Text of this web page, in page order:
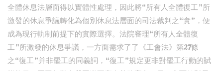
全體休息法層面得以實體性處理，因此將“所有人全體復工”所
激發的休息爭議轉化為個別休息法層面的司法裁判之“實”，便
成為現行軌制前提下的實際選擇。法院審理“所有人全體復
工”所激發的休息爭議，一方面需求了了《工會法》第27條
之“復工”并非罷工的同義詞，“復工”規定更非對罷工行動的賦